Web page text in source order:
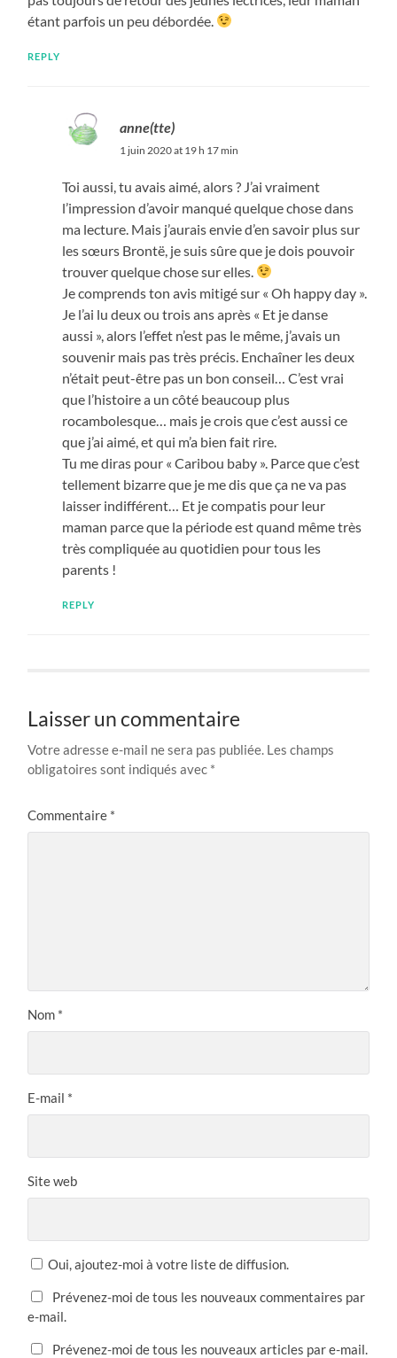
étant parfois un peu débordée.
REPLY
anne(tte)
1 juin 2020 at 19 h 17 min
Toi aussi, tu avais aimé, alors ? J’ai vraiment
l’impression d’avoir manqué quelque chose dans
ma lecture. Mais j’aurais envie d’en savoir plus sur
les sœurs Brontë, je suis sûre que je dois pouvoir
trouver quelque chose sur elles.
Je comprends ton avis mitigé sur « Oh happy day ».
Je l’ai lu deux ou trois ans après « Et je danse
aussi », alors l’effet n’est pas le même, j’avais un
souvenir mais pas très précis. Enchaîner les deux
n’était peut-être pas un bon conseil… C’est vrai
que l’histoire a un côté beaucoup plus
rocambolesque… mais je crois que c’est aussi ce
que j’ai aimé, et qui m’a bien fait rire.
Tu me diras pour « Caribou baby ». Parce que c’est
tellement bizarre que je me dis que ça ne va pas
laisser indifférent… Et je compatis pour leur
maman parce que la période est quand même très
très compliquée au quotidien pour tous les
parents !
REPLY
Laisser un commentaire
Votre adresse e-mail ne sera pas publiée. Les champs
obligatoires sont indiqués avec *
Commentaire *
Nom *
E-mail *
Site web
Oui, ajoutez-moi à votre liste de diffusion.
Prévenez-moi de tous les nouveaux commentaires par
e-mail.
Prévenez-moi de tous les nouveaux articles par e-mail.